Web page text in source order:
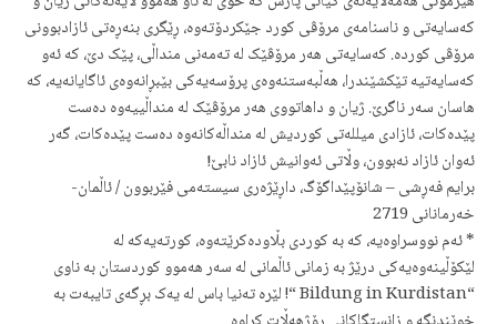
کەسایەتی و ناسنامەی مرۆڤی کورد جێکردۆتەوە، ڕێگری بنەڕەتی ئازادبوونی
مرۆڤی کوردە. کەسایەتی هەر مرۆڤێک لە تەمەنی منداڵی، پێک دێ، کە ئەو
کەسایەتیە تێکشێندرا، هەڵبەستنەوەی پرۆسەیەکی بێبڕانەوەی ئاگایانەیە، کە
هاسان سەر ناگرێ. ژیان و داهاتووی هەر مرۆڤێک لە منداڵییەوە دەست
پێدەکات، ئازادی میللەتی کوردیش لە منداڵەکانەوە دەست پێدەکات، گەر
ئەوان ئازاد نەبوون، وڵاتی ئەوانیش ئازاد نابێ!
برایم فەڕشی – شانۆپێداگۆگ، داڕێژەری سیستەمی فێربوون / ئاڵمان-
خەرمانانی 2719
* ئەم نووسراوەیە، کە بە کوردی بڵاودەکرێتەوە، کورتەیەکە لە
لێکۆڵینەوەیەکی درێژ بە زمانی ئاڵمانی لە سەر هەموو کوردستان بە ناوی
“Bildung in Kurdistan “! لێرە تەنیا باس لە یەک بڕگەی تایبەت بە